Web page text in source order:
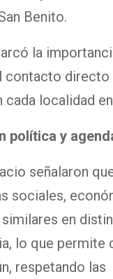
Benito.
la
contacto directo
cada localidad
política y
señalaron
sociales,
en
lo que permite
respetando las